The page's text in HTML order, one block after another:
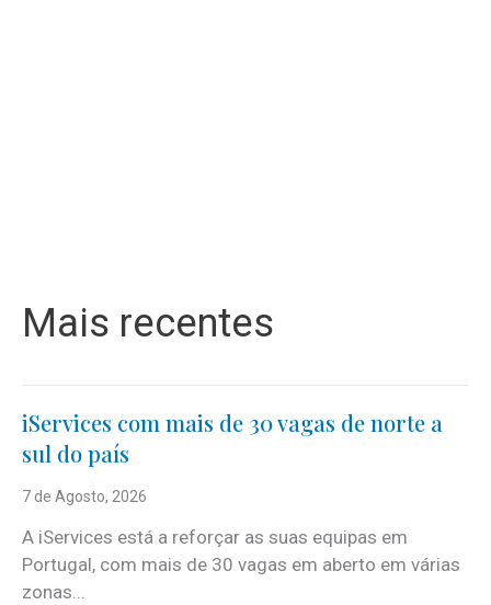
Mais recentes
iServices com mais de 30 vagas de norte a
sul do país
7 de Agosto, 2026
A iServices está a reforçar as suas equipas em
Portugal, com mais de 30 vagas em aberto em várias
zonas...